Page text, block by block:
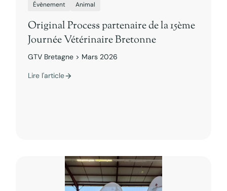
Évènement Animal
Original Process partenaire de la 15ème
Journée Vétérinaire Bretonne
GTV Bretagne > Mars 2026
Lire l'article